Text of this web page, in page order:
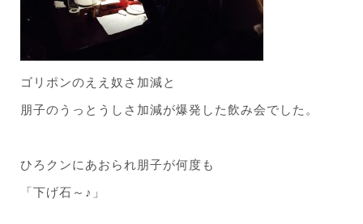
ゴリポンのええ奴さ加減と
朋子のうっとうしさ加減が爆発した飲み会でした。
ひろクンにあおられ朋子が何度も
「下げ石～♪」